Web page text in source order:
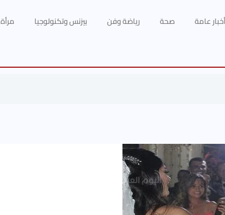
أخبار عامة صحة رياضة وفن بيزنس وتكنولوجيا مرأة